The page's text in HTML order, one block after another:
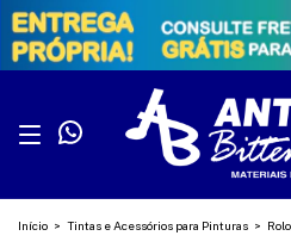
Início > Tintas e Acessórios para Pinturas >